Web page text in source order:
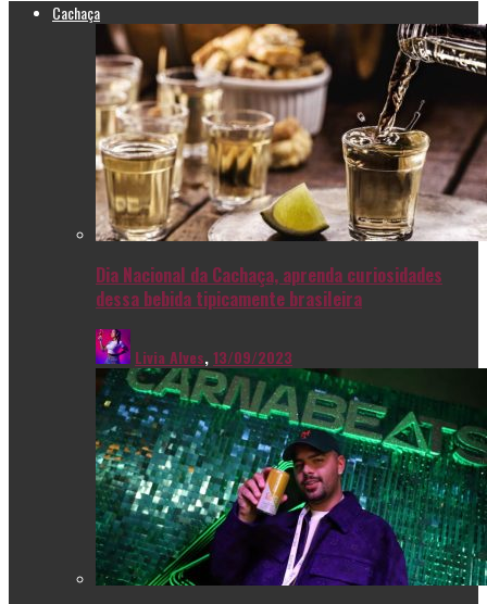
Cachaça
Dia Nacional da Cachaça, aprenda curiosidades
dessa bebida tipicamente brasileira
Livia Alves,13/09/2023